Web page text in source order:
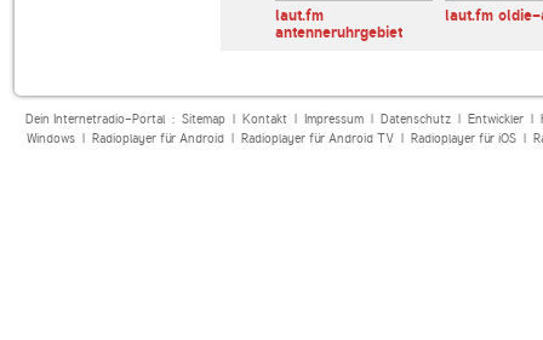
laut.fm
antenneruhrgebiet
laut.fm oldie-
Dein Internetradio-Portal : Sitemap| Kontakt| Impressum| Datenschutz| Entwickler|
Windows| Radioplayer für Android| Radioplayer für Android TV| Radioplayer für iOS|